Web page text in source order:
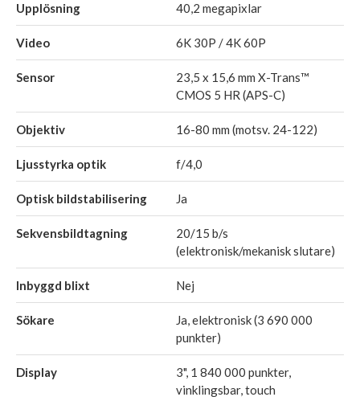
Upplösning 40,2 megapixlar
Video 6K 30P / 4K 60P
Sensor
23,5 x 15,6 mm X-Trans™
CMOS 5 HR (APS-C)
Objektiv 16-80 mm (motsv. 24-122)
Ljusstyrka optik f/4,0
Optisk bildstabilisering Ja
Sekvensbildtagning
20/15 b/s
(elektronisk/mekanisk slutare)
Inbyggd blixt Nej
Sökare
Ja, elektronisk (3 690 000
punkter)
Display
3", 1 840 000 punkter,
vinklingsbar, touch